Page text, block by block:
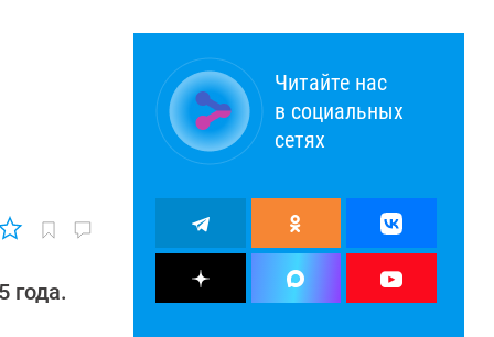
года.
Читайте нас
в социальных
сетях